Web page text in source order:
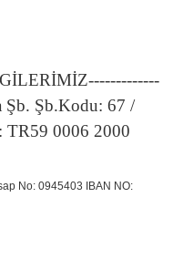
Şb. Şb.Kodu: 67 /
TR59 0006 2000
No: 0945403 IBAN NO: